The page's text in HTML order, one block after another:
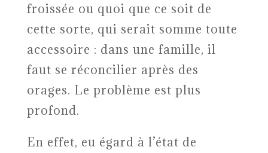
froissée ou quoi que ce soit de
cette sorte, qui serait somme toute
accessoire : dans une famille, il
faut se réconcilier après des
orages. Le problème est plus
profond.
En effet, eu égard à l’état de